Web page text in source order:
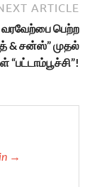
ARTICLE
வரவேற்பை பெற்ற
& சன்ஸ்” முதல்
“பட்டாம்பூச்சி”!
→